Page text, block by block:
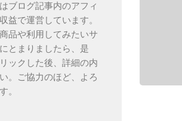
ブログ記事内のアフィ
益で運営しています。
品や利用してみたいサ
とまりましたら、是
ックした後、詳細の内
。ご協力のほど、よろ
。